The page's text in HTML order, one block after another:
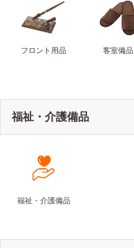
フロント用品 客室備品
福祉・介護備品
福祉・介護備品